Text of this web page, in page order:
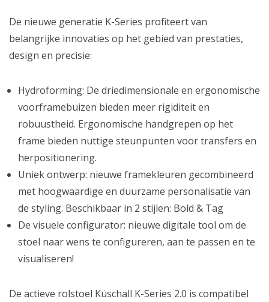
De nieuwe generatie K-Series profiteert van
belangrijke innovaties op het gebied van prestaties,
design en precisie:
Hydroforming: De driedimensionale en ergonomische
voorframebuizen bieden meer rigiditeit en
robuustheid. Ergonomische handgrepen op het
frame bieden nuttige steunpunten voor transfers en
herpositionering.
Uniek ontwerp: nieuwe framekleuren gecombineerd
met hoogwaardige en duurzame personalisatie van
de styling. Beschikbaar in 2 stijlen: Bold & Tag
De visuele configurator: nieuwe digitale tool om de
stoel naar wens te configureren, aan te passen en te
visualiseren!
De actieve rolstoel Küschall K-Series 2.0 is compatibel